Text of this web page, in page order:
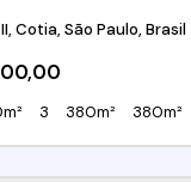
Cotia, São Paulo, Brasil
3 380m² 380m²